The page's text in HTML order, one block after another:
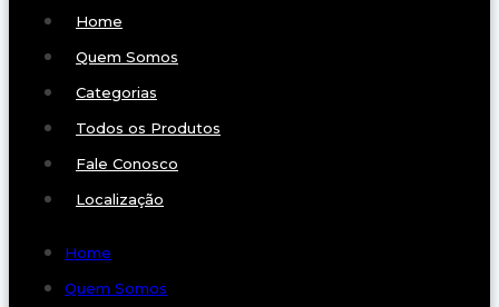
Home
Quem Somos
Categorias
Todos os Produtos
Fale Conosco
Localização
Home
Quem Somos